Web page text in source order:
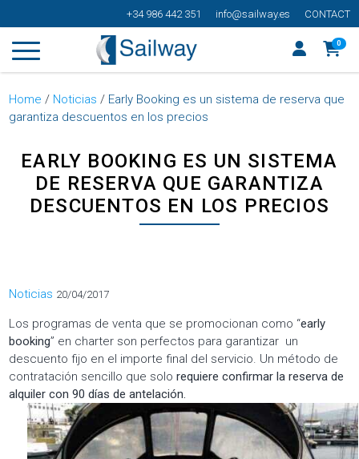
+34 986 442 351 info@sailway.es CONTACT
0
Home / Noticias / Early Booking es un sistema de reserva que
garantiza descuentos en los precios
EARLY BOOKING ES UN SISTEMA
DE RESERVA QUE GARANTIZA
DESCUENTOS EN LOS PRECIOS
Categorías
Noticias 20/04/2017
Los programas de venta que se promocionan como “early
booking” en charter son perfectos para garantizar un
descuento fijo en el importe final del servicio. Un método de
contratación sencillo que solorequiere confirmar la reserva de
alquiler con 90 días de antelación.